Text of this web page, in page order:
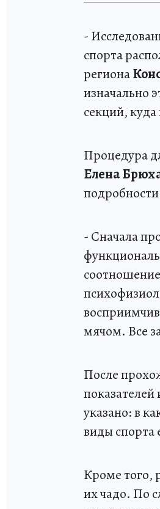
-
спорта
региона
изначально
секций,
Процедура
Елена
- Сначала
мячом. Все
После
указано: в
виды спорта
Кроме того,
их чадо. По